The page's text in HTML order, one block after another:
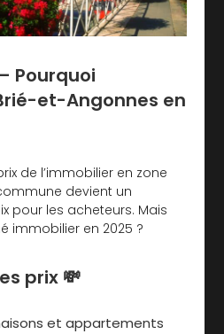
Pourquoi
et-Angonnes en
de l’immobilier en zone
devient un
pour les acheteurs. Mais
immobilier en 2025 ?
prix 💸
et appartements